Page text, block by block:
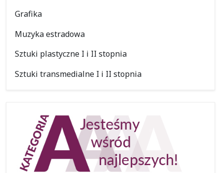
Grafika
Muzyka estradowa
Sztuki plastyczne I i II stopnia
Sztuki transmedialne I i II stopnia